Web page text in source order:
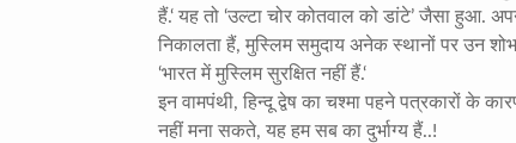
हैं.‘ यह तो ‘उल्टा चोर कोतवाल को डांटे’ जैसा हुआ.
निकालता हैं, मुस्लिम समुदाय अनेक स्थानों पर उन
‘भारत में मुस्लिम सुरक्षित नहीं हैं.‘
इन वामपंथी, हिन्दू द्वेष का चश्मा पहने पत्रकारों के
नहीं मना सकते, यह हम सब का दुर्भाग्य हैं..!